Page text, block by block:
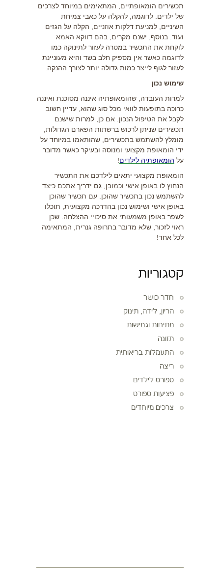
תכשירים הומאופתיים, המתאימים במיוחד לצרכים
של ילדים. לדוגמה, להקלה על כאבי צמיחת
השיניים, למניעת דלקות אוזניים, הקלה על הגזים
ועוד. בנוסף, ישנם מקרים, בהם דווקא האמא
לוקחת את התכשיר במטרה לעזור לתינוקה כמו
לדוגמה כאשר אין מספיק חלב בשד והיא מעוניינת
לעזור לגוף לייצר כמות גדולה יותר לצורך ההנקה.
שימוש נכון
למרות העובדה, שהומאופתיה איננה מסוכנת ואיננה
כרוכה בתופעות לוואי מכל סוג שהוא, עדיין חשוב
לקבל את הטיפול הנכון. אם כן, למרות שישנם
תכשירים שניתן לרכוש ברשתות הפארם הגדולות,
מומלץ להשתמש בתכשירים, שהותאמו במיוחד על
ידי הומאופת מקצועי ומנוסה ובעיקר כאשר מדובר
על הומאופתיה לילדים!
הומאופת מקצועי יתאים לילדכם את התכשיר
הנחוץ לו באופן אישי וכמובן, גם ידריך אתכם כיצד
להשתמש נכון בתכשיר שהוכן. עם תכשיר שהוכן
באופן אישי ושימוש נכון בהדרכה מקצועית, תוכלו
לשפר באופן משמעותי את סיכויי ההצלחה. שכן
ראוי לזכור, שלא מדובר בתרופה גנרית, המתאימה
לכל אחד!
קטגוריות
חדר כושר
הריון, לידה, תינוק
מתיחות וגמישות
תזונה
התעמלות בריאותית
ריצה
ספורט לילדים
פציעות ספורט
צרכים מיוחדים